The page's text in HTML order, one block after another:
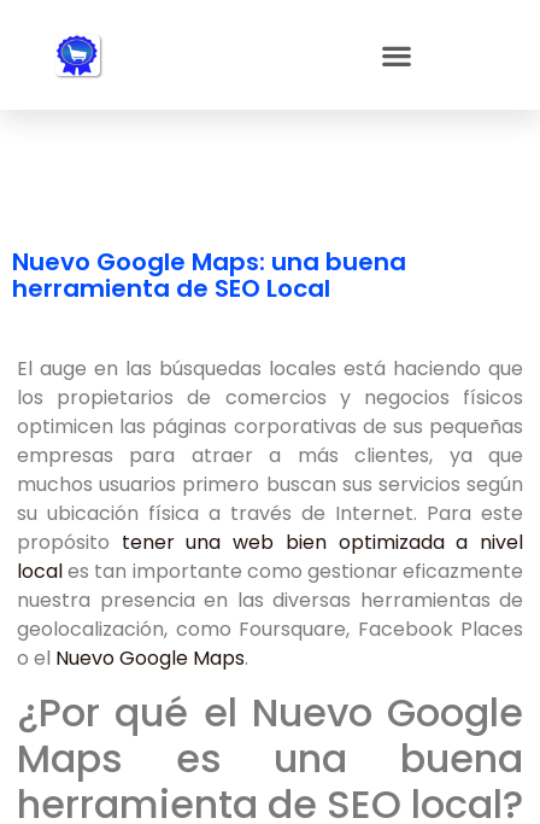
Nuevo Google Maps: una buena
herramienta de SEO Local
El auge en las búsquedas locales está haciendo que
los propietarios de comercios y negocios físicos
optimicen las páginas corporativas de sus pequeñas
empresas para atraer a más clientes, ya que
muchos usuarios primero buscan sus servicios según
su ubicación física a través de Internet. Para este
propósito tener una web bien optimizada a nivel
locales tan importante como gestionar eficazmente
nuestra presencia en las diversas herramientas de
geolocalización, como Foursquare, Facebook Places
o el Nuevo Google Maps.
¿Por qué el Nuevo Google
Maps es una buena
herramienta de SEO local?